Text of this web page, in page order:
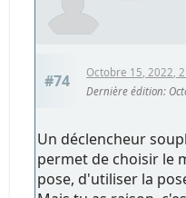
#74
Octobre 15, 2022,
Dernière édition:
Un déclencheur
permet de choisir le
pose, d'utiliser la